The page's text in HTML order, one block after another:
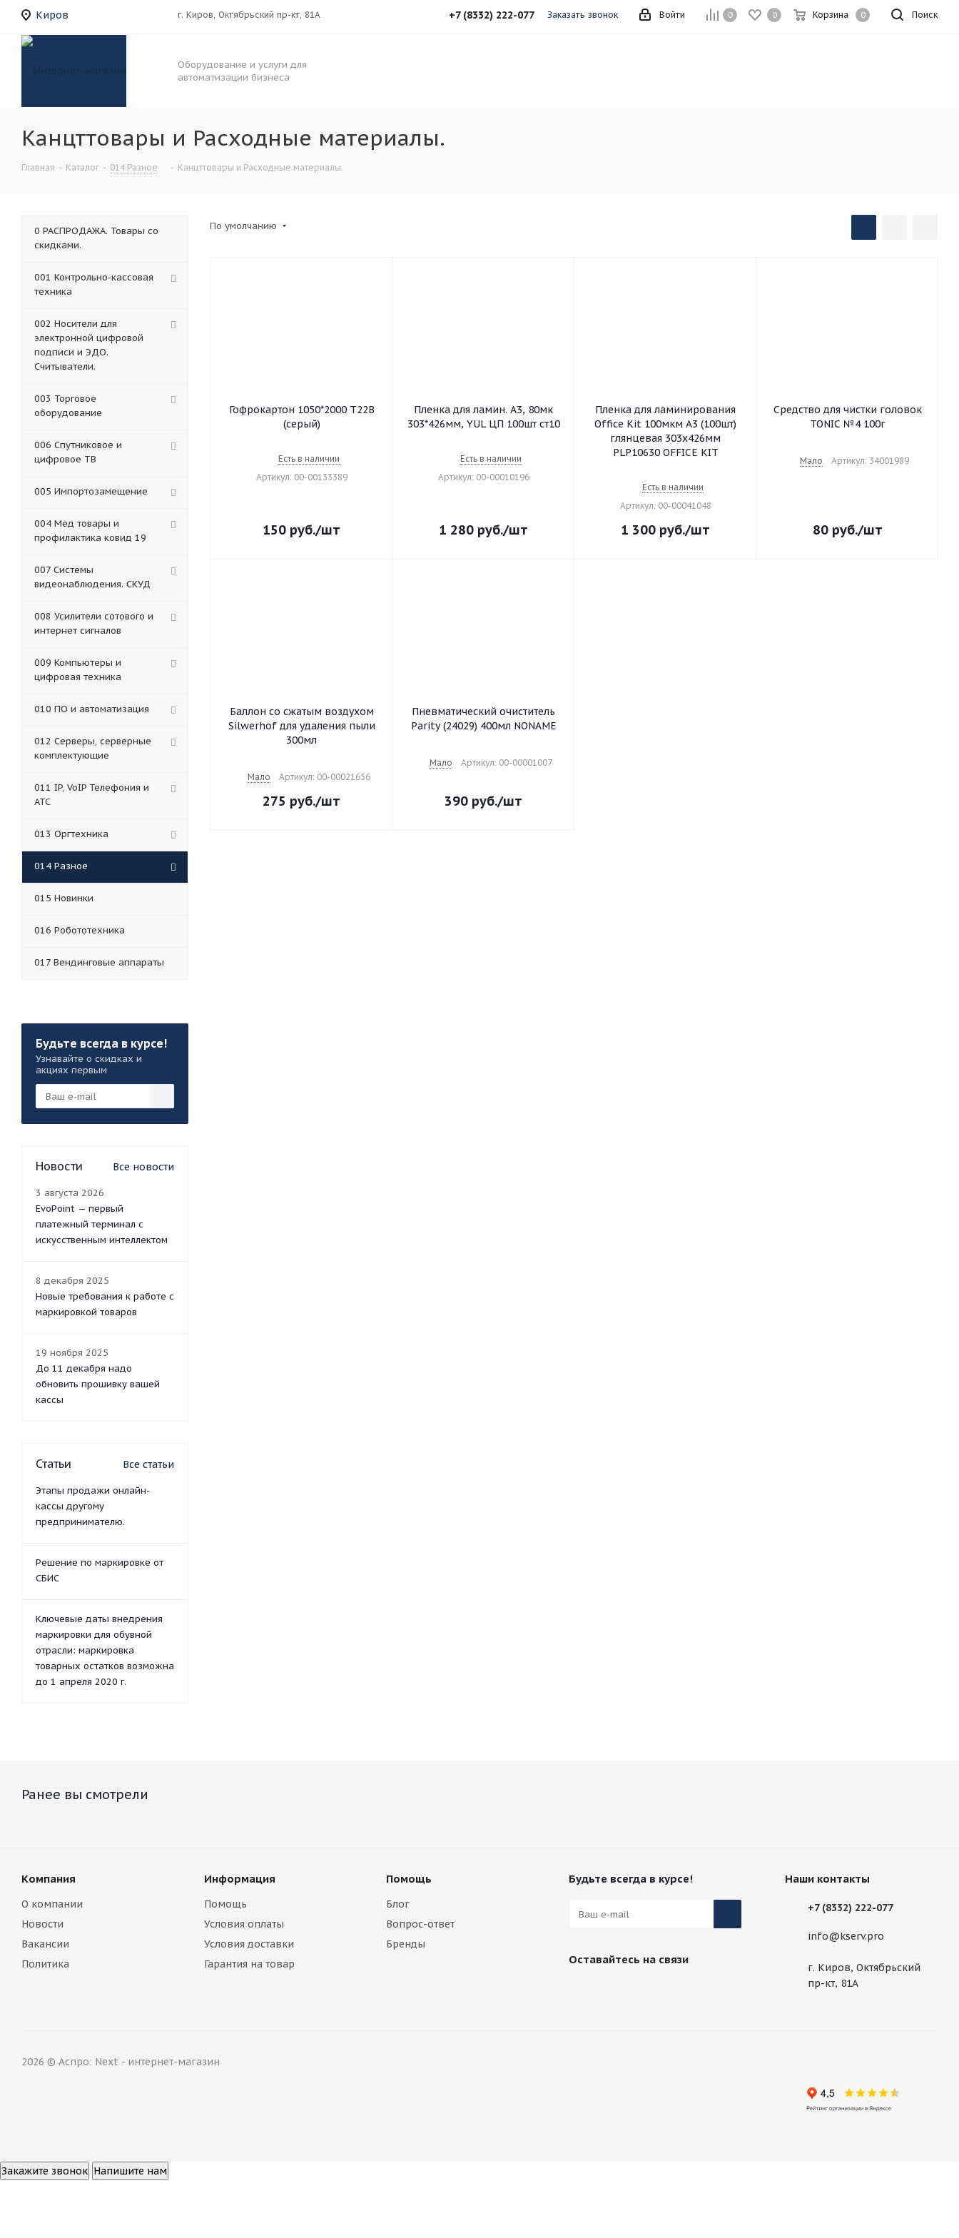
Киров г. Киров, Октябрьский пр-кт, 81А Поиск
0 0 Корзина 0
Войти
+7 (8332) 222-077 Заказать звонок
Оборудование и услуги для
автоматизации бизнеса
Канцттовары и Расходные материалы.
Главная - Каталог - 014 Разное - Канцттовары и Расходные материалы.
По умолчанию
Гофрокартон 1050*2000 Т22В
(серый)
Есть в наличии
Артикул: 00-00133389
150 руб./шт
Пленка для ламин. А3, 80мк
303*426мм, YUL ЦП 100шт ст10
Есть в наличии
Артикул: 00-00010196
1 280 руб./шт
Пленка для ламинирования
Office Kit 100мкм A3 (100шт)
глянцевая 303x426мм
PLP10630 OFFICE KIT
Есть в наличии
Артикул: 00-00041048
1 300 руб./шт
Средство для чистки головок
TONIC №4 100г
Мало Артикул: 34001989
80руб./шт
Баллон со сжатым воздухом
Silwerhof для удаления пыли
300мл
Мало Артикул: 00-00021656
275 руб./шт
Пневматический очиститель
Parity (24029) 400мл NONAME
Мало Артикул: 00-00001007
390 руб./шт
0 РАСПРОДАЖА. Товары со
скидками.
001 Контрольно-кассовая
техника
002 Носители для
электронной цифровой
подписи и ЭДО.
Считыватели.
003 Торговое
оборудование
006 Спутниковое и
цифровое ТВ
005 Импортозамещение
004 Мед товары и
профилактика ковид 19
007 Системы
видеонаблюдения. СКУД
008 Усилители сотового и
интернет сигналов
009 Компьютеры и
цифровая техника
010 ПО и автоматизация
012 Серверы, серверные
комплектующие
011 IP, VoIP Телефония и
АТС
013 Оргтехника
014 Разное
015 Новинки
016 Робототехника
017 Вендинговые аппараты
Будьте всегда в курсе!
Узнавайте о скидках и
акциях первым
Новости Все новости
3 августа 2026
EvoPoint — первый
платежный терминал с
искусственным интеллектом
8 декабря 2025
Новые требования к работе с
маркировкой товаров
19 ноября 2025
До 11 декабря надо
обновить прошивку вашей
кассы
Статьи Все статьи
Этапы продажи онлайн-
кассы другому
предпринимателю.
Решение по маркировке от
СБИС
Ключевые даты внедрения
маркировки для обувной
отрасли: маркировка
товарных остатков возможна
до 1 апреля 2020 г.
Ранее вы смотрели
Компания
О компании
Новости
Вакансии
Политика
Информация
Помощь
Условия оплаты
Условия доставки
Гарантия на товар
Помощь
Блог
Вопрос-ответ
Бренды
Будьте всегда в курсе!
Оставайтесь на связи
Наши контакты
+7 (8332) 222-077
info@kserv.pro
г. Киров, Октябрьский
пр-кт, 81А
2026 © Аспро: Next - интернет-магазин
Закажите звонок Напишите нам